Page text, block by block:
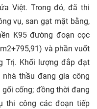
Việt. Trong đó, đã thi
vụ, san gạt mặt bằng,
K95 đường đoạn cọc
và phần vuốt
Trị. Khối lượng đắp đạt
nhà thầu đang gia công
gối cống; đồng thời đang
thi công các đoạn tiếp